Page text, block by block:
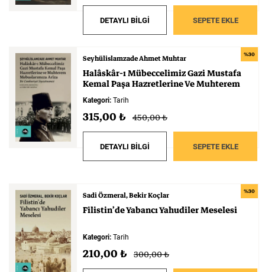
DETAYLI BİLGİ SEPETE EKLE
%30
Seyhülislamzade Ahmet Muhtar
Halâskâr-ıMübeccelimizGaziMustafa
KemalPaşaHazretlerineVeMuhterem
Mebuslarımıza
Kategori: Tarih
315,00 ₺ 450,00 ₺
DETAYLI BİLGİ SEPETE EKLE
%30
Sadi Özmeral Bekir Koçlar
Filistin’deYabancıYahudilerMeselesi
Kategori: Tarih
210,00 ₺ 300,00 ₺